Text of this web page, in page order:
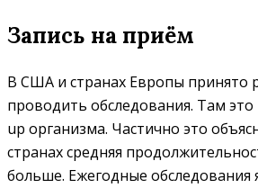
Запись на приём
В США и странах Европы принято
проводить обследования. Там это
up организма. Частично это
странах средняя
больше. Ежегодные обследования